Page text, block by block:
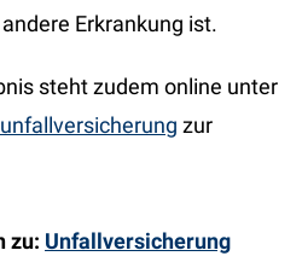
Erkrankung ist.
steht zudem online unter
zur
zu: Unfallversicherung